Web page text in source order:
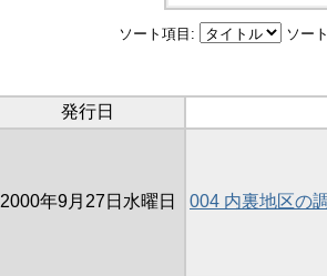
ソート項目: ソー
発行日
2000年9月27日水曜日 004 内裏地区の